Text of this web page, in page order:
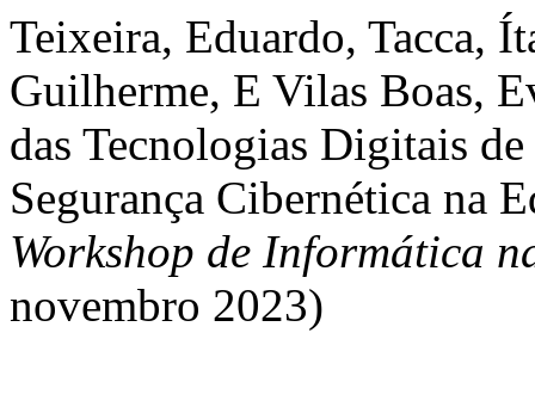
Teixeira, Eduardo, Tacca,
Guilherme, E Vilas Boas,
das Tecnologias Digitais
Segurança Cibernética na
Workshop de Informática
novembro 2023)